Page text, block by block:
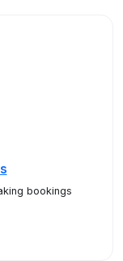
bookings